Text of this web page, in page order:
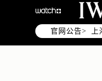
官网公告>
北
天
上